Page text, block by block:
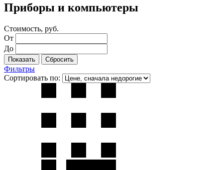
Приборы и компьютеры
Стоимость, руб.
От
До
Фильтры
Сортировать по: